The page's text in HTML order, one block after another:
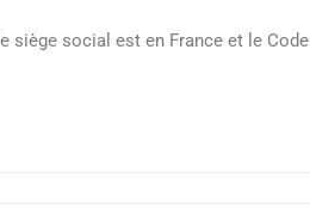
siège social est en France et le Code